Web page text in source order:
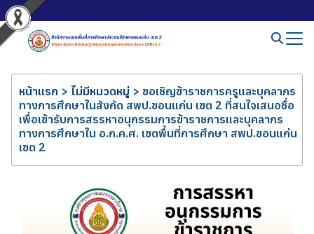
หน้าแรก > ไม่มีหมวดหมู่ > ขอเชิญข้าราชการครูและบุคลากร
ทางการศึกษาในสังกัด สพป.ขอนแก่น เขต 2 ที่สนใจเสนอชื่อ
เพื่อเข้ารับการสรรหาอนุกรรมการข้าราชการและบุคลากร
ทางการศึกษาใน อ.ก.ค.ศ. เขตพื้นที่การศึกษา สพป.ขอนแก่น
เขต 2